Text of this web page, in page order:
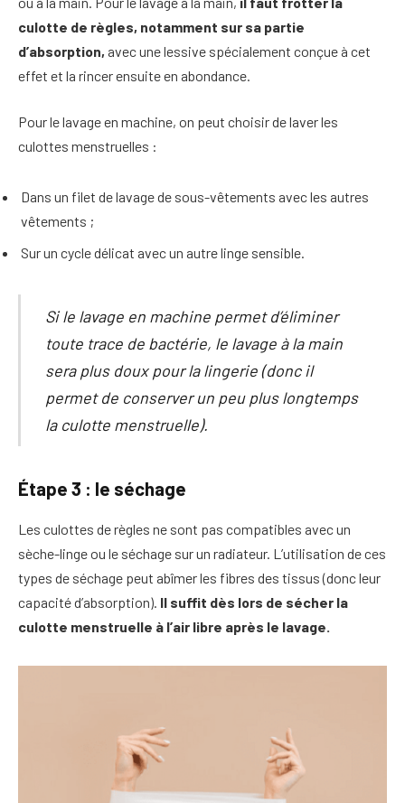
culotte de règles, notamment sur sa partie
d’absorption, avec une lessive spécialement conçue à cet
effet et la rincer ensuite en abondance.
Pour le lavage en machine, on peut choisir de laver les
culottes menstruelles :
Dans un filet de lavage de sous-vêtements avec les autres
vêtements ;
Sur un cycle délicat avec un autre linge sensible.
Si le lavage en machine permet d’éliminer
toute trace de bactérie, le lavage à la main
sera plus doux pour la lingerie (donc il
permet de conserver un peu plus longtemps
la culotte menstruelle).
Étape 3 : le séchage
Les culottes de règles ne sont pas compatibles avec un
sèche-linge ou le séchage sur un radiateur. L’utilisation de ces
types de séchage peut abîmer les fibres des tissus (donc leur
capacité d’absorption). Il suffit dès lors de sécher la
culotte menstruelle à l’air libre après le lavage.